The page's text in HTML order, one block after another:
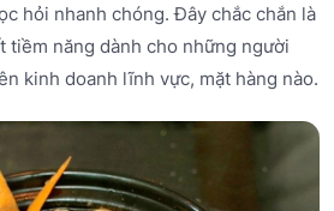
hỏi nhanh chóng. Đây chắc chắn là
tiềm năng dành cho những người
kinh doanh lĩnh vực, mặt hàng nào.